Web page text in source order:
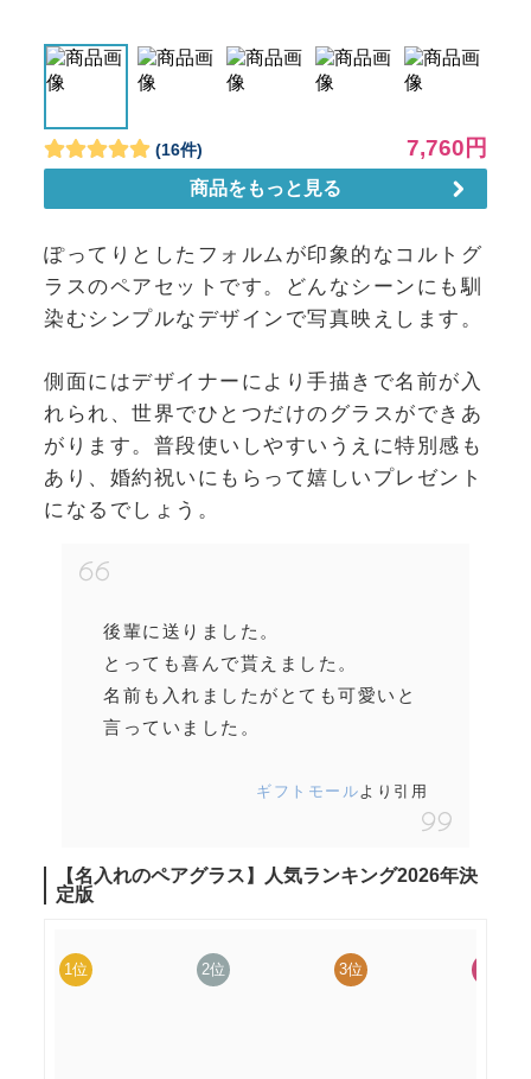
ぽってりとしたフォルムが印象的なコルトグ
ラスのペアセットです。どんなシーンにも馴
染むシンプルなデザインで写真映えします。
側面にはデザイナーにより手描きで名前が入
れられ、世界でひとつだけのグラスができあ
がります。普段使いしやすいうえに特別感も
あり、婚約祝いにもらって嬉しいプレゼント
になるでしょう。
後輩に送りました。
とっても喜んで貰えました。
名前も入れましたがとても可愛いと
言っていました。
ギフトモールより引用